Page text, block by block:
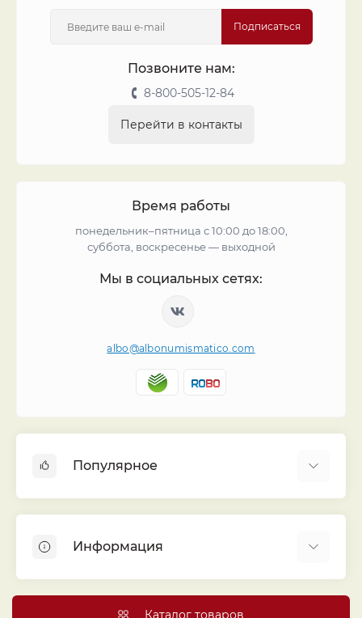
Подписаться
Позвоните нам:
8-800-505-12-84
Перейти в контакты
Время работы
понедельник–пятница с 10:00 до 18:00,
суббота, воскресенье — выходной
Мы в социальных сетях:
albo@albonumismatico.com
Популярное
Монеты
Банкноты
Листы для монет
Информация
Каталог товаров